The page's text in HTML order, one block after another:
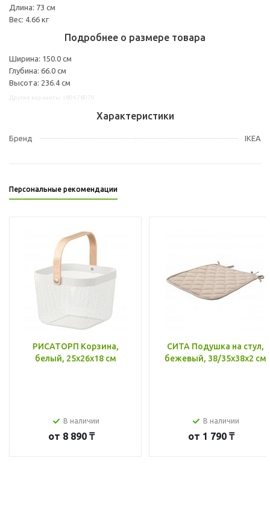
Длина: 73 см
Вес: 4.66 кг
Подробнее о размере товара
Ширина: 150.0 см
Глубина: 66.0 см
Высота: 236.4 см
Характеристики
Бренд IKEA
Персональные рекомендации
РИСАТОРП Корзина,
белый, 25x26x18 см
В наличии
от 8 890 ₸
СИТА Подушка на стул,
бежевый, 38/35x38x2 см
В наличии
от 1 790 ₸